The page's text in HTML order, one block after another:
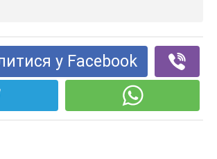
у Facebook